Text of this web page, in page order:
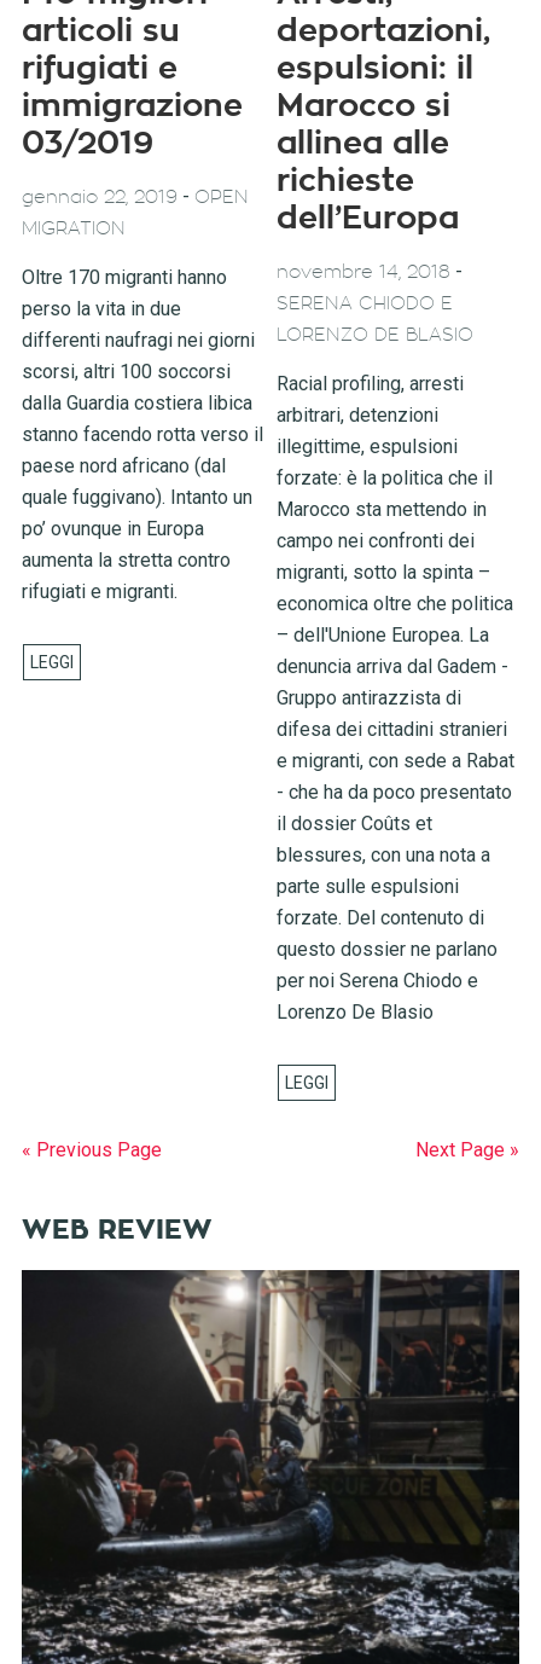
articoli su
rifugiati e
immigrazione
03/2019
gennaio 22, 2019 - OPEN
MIGRATION
Oltre 170 migranti hanno
perso la vita in due
differenti naufragi nei giorni
scorsi, altri 100 soccorsi
dalla Guardia costiera libica
stanno facendo rotta verso il
paese nord africano (dal
quale fuggivano). Intanto un
po’ ovunque in Europa
aumenta la stretta contro
rifugiati e migranti.
deportazioni,
espulsioni: il
Marocco si
allinea alle
richieste
dell’Europa
novembre 14, 2018 -
SERENA CHIODO E
LORENZO DE BLASIO
Racial profiling, arresti
arbitrari, detenzioni
illegittime, espulsioni
forzate: è la politica che il
Marocco sta mettendo in
campo nei confronti dei
migranti, sotto la spinta –
economica oltre che politica
– dell'Unione Europea. La
denuncia arriva dal Gadem -
Gruppo antirazzista di
difesa dei cittadini stranieri
e migranti, con sede a Rabat
- che ha da poco presentato
il dossier Coûts et
blessures, con una nota a
parte sulle espulsioni
forzate. Del contenuto di
questo dossier ne parlano
per noi Serena Chiodo e
Lorenzo De Blasio
« Previous Page Next Page »
WEB REVIEW